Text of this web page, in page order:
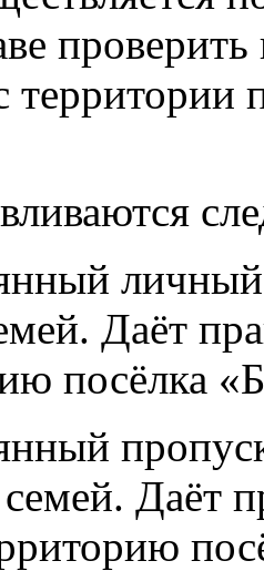
территории
личный
Даёт
посёлка
пропуск
Даёт